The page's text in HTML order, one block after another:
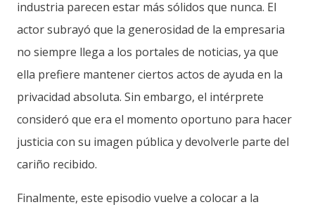
industria parecen estar más sólidos que nunca. El
actor subrayó que la generosidad de la empresaria
no siempre llega a los portales de noticias, ya que
ella prefiere mantener ciertos actos de ayuda en la
privacidad absoluta. Sin embargo, el intérprete
consideró que era el momento oportuno para hacer
justicia con su imagen pública y devolverle parte del
cariño recibido.
Finalmente, este episodio vuelve a colocar a la